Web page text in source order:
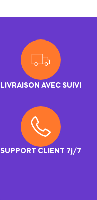
LIVRAISON AVEC SUIVI
SUPPORT CLIENT 7j/7